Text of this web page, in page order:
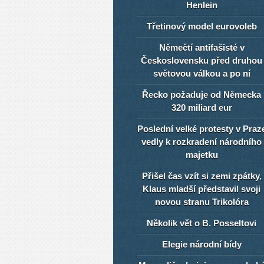
Henlein
Třetinový model eurovoleb
Němečtí antifašisté v
Československu před druhou
světovou válkou a po ní
Řecko požaduje od Německa
320 miliard eur
Poslední velké protesty v
vedly k rozkradení národního
majetku
Přišel čas vzít si zemi zpátky,
Klaus mladší představil svoji
novou stranu Trikolóra
Několik vět o B. Posseltovi
Elegie národní bídy